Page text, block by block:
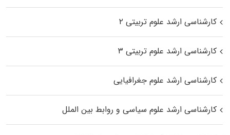
کارشناسی ارشد علوم تربیتی ۲
کارشناسی ارشد علوم تربیتی ۳
کارشناسی ارشد علوم جغرافیایی
کارشناسی ارشد علوم سیاسی و روابط بین الملل